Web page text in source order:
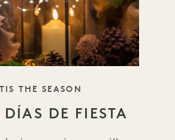
ESLOGAN
TIS THE SEASON
DÍAS DE FIESTA